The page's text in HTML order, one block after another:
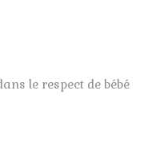
le respect de bébé